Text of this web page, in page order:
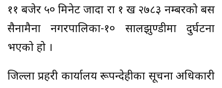
११ बजेर ५० मिनेट जादा रा १ ख २७८३ नम्बरको बस
सैनामैना नगरपालिका-१० सालझुण्डीमा दुर्घटना
भएको हो ।
जिल्ला प्रहरी कार्यालय रूपन्देहीका सूचना अधिकारी